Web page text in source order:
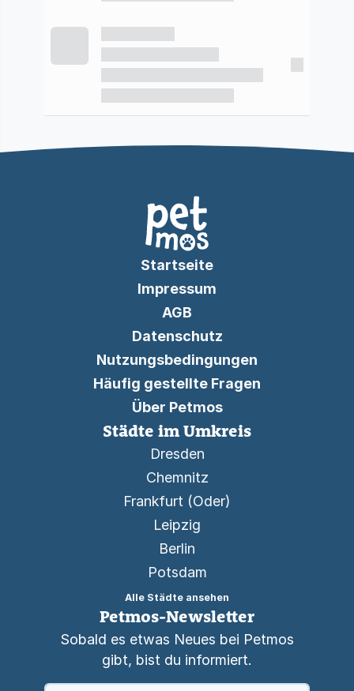
Startseite
Impressum
AGB
Datenschutz
Nutzungsbedingungen
Häufig gestellte Fragen
Über Petmos
Städte im Umkreis
Dresden
Chemnitz
Frankfurt (Oder)
Leipzig
Berlin
Potsdam
Alle Städte ansehen
Petmos-Newsletter
Sobald es etwas Neues bei Petmos
gibt, bist du informiert.